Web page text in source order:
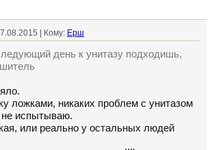
| Кому: Ерш
день к унитазу подходишь,
ложками, никаких проблем с унитазом
не испытываю.
или реально у остальных людей